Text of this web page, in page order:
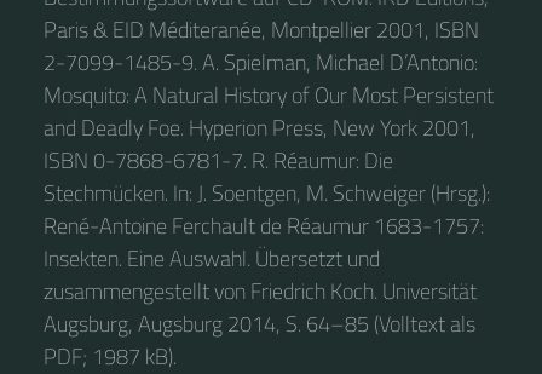
Paris & EID Méditeranée, Montpellier 2001, ISBN
2-7099-1485-9. A. Spielman, Michael D’Antonio:
Mosquito: A Natural History of Our Most Persistent
and Deadly Foe. Hyperion Press, New York 2001,
ISBN 0-7868-6781-7. R. Réaumur: Die
Stechmücken. In: J. Soentgen, M. Schweiger (Hrsg.):
René-Antoine Ferchault de Réaumur 1683-1757:
Insekten. Eine Auswahl. Übersetzt und
zusammengestellt von Friedrich Koch. Universität
Augsburg, Augsburg 2014, S. 64–85 (Volltext als
PDF; 1987 kB).